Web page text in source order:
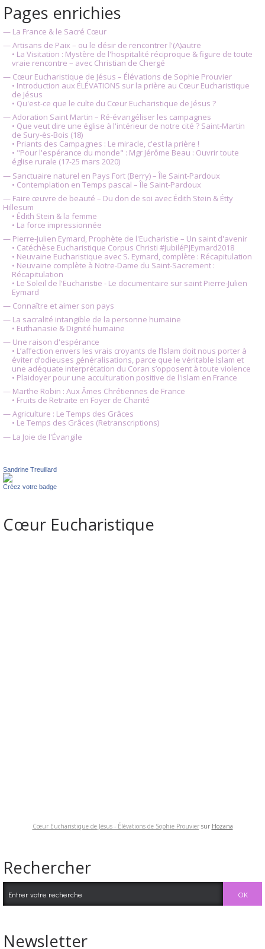
Pages enrichies
— La France & le Sacré Cœur
— Artisans de Paix – ou le désir de rencontrer l'(A)autre
• La Visitation : Mystère de l'hospitalité réciproque & figure de toute
vraie rencontre – avec Christian de Chergé
— Cœur Eucharistique de Jésus – Élévations de Sophie Prouvier
• Introduction aux ÉLÉVATIONS sur la prière au Cœur Eucharistique
de Jésus
• Qu'est-ce que le culte du Cœur Eucharistique de Jésus ?
— Adoration Saint Martin – Ré-évangéliser les campagnes
• Que veut dire une église à l'intérieur de notre cité ? Saint-Martin
de Sury-ès-Bois (18)
• Priants des Campagnes : Le miracle, c'est la prière !
• "Pour l'espérance du monde" : Mgr Jérôme Beau : Ouvrir toute
église rurale (17-25 mars 2020)
— Sanctuaire naturel en Pays Fort (Berry) – Île Saint-Pardoux
• Contemplation en Temps pascal – Île Saint-Pardoux
— Faire œuvre de beauté – Du don de soi avec Édith Stein & Étty
Hillesum
• Édith Stein & la femme
• La force impressionnée
— Pierre-Julien Eymard, Prophète de l'Eucharistie – Un saint d'avenir
• Catéchèse Eucharistique Corpus Christi #JubiléPJEymard2018
• Neuvaine Eucharistique avec S. Eymard, complète : Récapitulation
• Neuvaine complète à Notre-Dame du Saint-Sacrement :
Récapitulation
• Le Soleil de l'Eucharistie - Le documentaire sur saint Pierre-Julien
Eymard
— Connaître et aimer son pays
— La sacralité intangible de la personne humaine
• Euthanasie & Dignité humaine
— Une raison d'espérance
• L’affection envers les vrais croyants de l’Islam doit nous porter à
éviter d’odieuses généralisations, parce que le véritable Islam et
une adéquate interprétation du Coran s’opposent à toute violence
• Plaidoyer pour une acculturation positive de l'islam en France
— Marthe Robin : Aux Âmes Chrétiennes de France
• Fruits de Retraite en Foyer de Charité
— Agriculture : Le Temps des Grâces
• Le Temps des Grâces (Retranscriptions)
— La Joie de l'Évangile
Sandrine Treuillard
Créez votre badge
Cœur Eucharistique
Cœur Eucharistique de Jésus - Élévations de Sophie Prouviersur Hozana
Rechercher
Newsletter